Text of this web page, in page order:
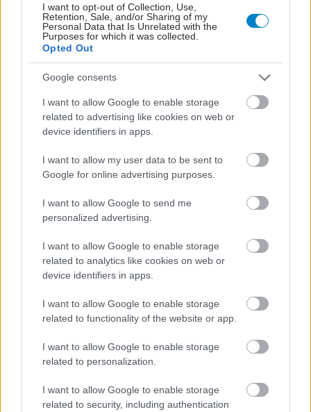
I want to opt-out of Collection, Use,
Retention, Sale, and/or Sharing of my
Personal Data that Is Unrelated with the
Purposes for which it was collected.
Opted Out
Google consents
I want to allow Google to enable storage
related to advertising like cookies on web or
device identifiers in apps.
I want to allow my user data to be sent to
Google for online advertising purposes.
I want to allow Google to send me
personalized advertising.
I want to allow Google to enable storage
related to analytics like cookies on web or
device identifiers in apps.
I want to allow Google to enable storage
related to functionality of the website or app.
I want to allow Google to enable storage
related to personalization.
I want to allow Google to enable storage
related to security, including authentication
ΣΗΜΕΡΑ ΣΤΟ IATRONET.GR
Μαγειρικά σκεύη και υγεία: Τι δείχνουν οι νέες
μελέτες